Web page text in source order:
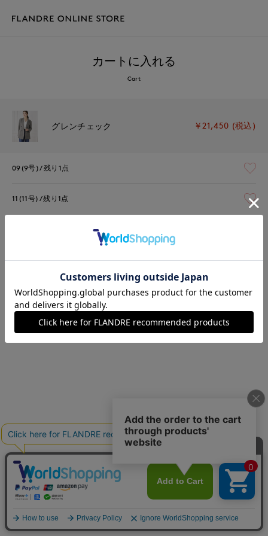
カートに入れる
Cart
グレンチェック ￥21,450 (税込)
09(9号) 残り1点
11(11号) 残り1点